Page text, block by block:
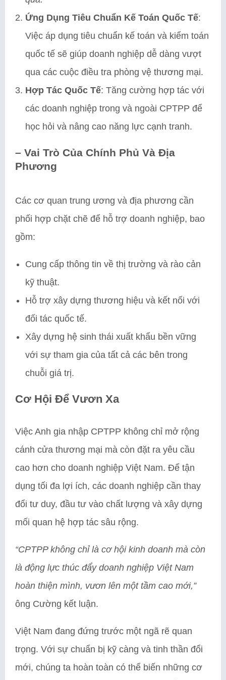
Ứng Dụng Tiêu Chuẩn Kế Toán Quốc Tế:
Việc áp dụng tiêu chuẩn kế toán và kiểm toán
quốc tế sẽ giúp doanh nghiệp dễ dàng vượt
qua các cuộc điều tra phòng vệ thương mại.
Hợp Tác Quốc Tế: Tăng cường hợp tác với
các doanh nghiệp trong và ngoài CPTPP để
học hỏi và nâng cao năng lực cạnh tranh.
– Vai Trò Của Chính Phủ Và Địa
Phương
Các cơ quan trung ương và địa phương cần
phối hợp chặt chẽ để hỗ trợ doanh nghiệp, bao
gồm:
Cung cấp thông tin về thị trường và rào cản
kỹ thuật.
Hỗ trợ xây dựng thương hiệu và kết nối với
đối tác quốc tế.
Xây dựng hệ sinh thái xuất khẩu bền vững
với sự tham gia của tất cả các bên trong
chuỗi giá trị.
Cơ Hội Để Vươn Xa
Việc Anh gia nhập CPTPP không chỉ mở rộng
cánh cửa thương mại mà còn đặt ra yêu cầu
cao hơn cho doanh nghiệp Việt Nam. Để tận
dụng tối đa lợi ích, các doanh nghiệp cần thay
đổi tư duy, đầu tư vào chất lượng và xây dựng
mối quan hệ hợp tác sâu rộng.
“CPTPP không chỉ là cơ hội kinh doanh mà còn
là động lực thúc đẩy doanh nghiệp Việt Nam
hoàn thiện mình, vươn lên một tầm cao mới,”
ông Cường kết luận.
Việt Nam đang đứng trước một ngã rẽ quan
trọng. Với sự chuẩn bị kỹ càng và tinh thần đổi
mới, chúng ta hoàn toàn có thể biến những cơ